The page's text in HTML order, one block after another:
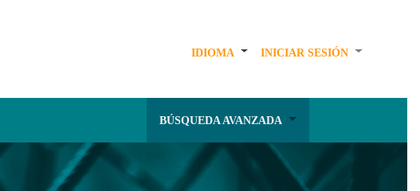
IDIOMA INICIAR SESIÓN
BÚSQUEDA AVANZADA